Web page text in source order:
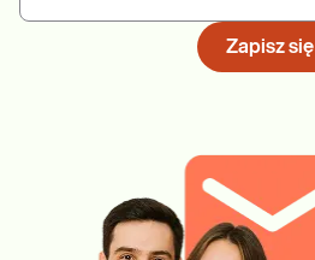
Zapisz się